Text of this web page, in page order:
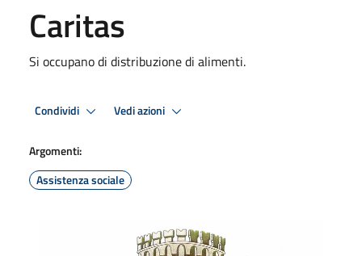
Caritas
Si occupano di distribuzione di alimenti.
Condividi Vedi azioni
Argomenti:
Assistenza sociale